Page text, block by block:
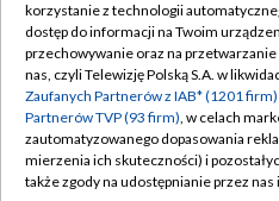
Abonament TVP
Emisja w TVP
Centrum informacji TVP
Naziemna Telewizja Cyfrowa
Polityka
Moje
korzystanie z technologii
dostęp do informacji na Twoim
przechowywanie oraz na
nas, czyli Telewizję Polską S.A. w
Zaufanych Partnerów z IAB* (1201 firm)
Partnerów TVP (93 firm), w celach
zautomatyzowanego dopasowania
mierzenia ich skuteczności) i
także zgody na udostępnianie przez